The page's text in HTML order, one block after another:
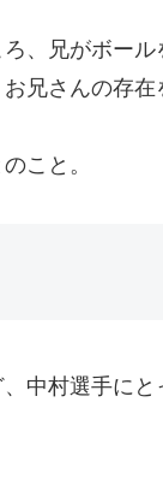
、兄がボー
兄さんの存在
こと。
中村選手に